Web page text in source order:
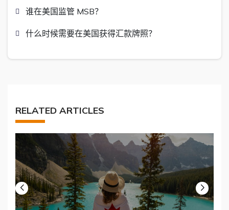
谁在美国监管 MSB？
什么时候需要在美国获得汇款牌照？
RELATED ARTICLES